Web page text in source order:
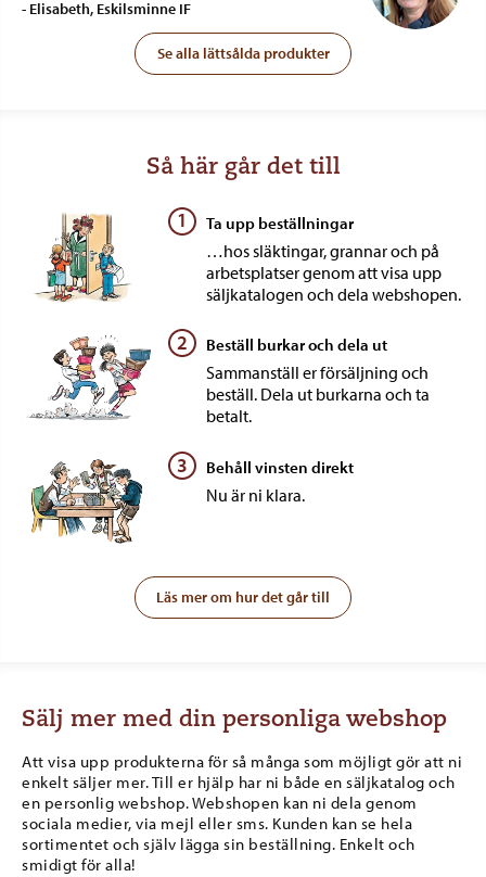
- Elisabeth, Eskilsminne IF
Se alla lättsålda produkter
Så här går det till
1 Ta upp beställningar
…hos släktingar, grannar och på
arbetsplatser genom att visa upp
säljkatalogen och dela webshopen.
2 Beställ burkar och dela ut
Sammanställ er försäljning och
beställ. Dela ut burkarna och ta
betalt.
3 Behåll vinsten direkt
Nu är ni klara.
Läs mer om hur det går till
Sälj mer med din personliga webshop
Att visa upp produkterna för så många som möjligt gör att ni
enkelt säljer mer. Till er hjälp har ni både en säljkatalog och
en personlig webshop. Webshopen kan ni dela genom
sociala medier, via mejl eller sms. Kunden kan se hela
sortimentet och själv lägga sin beställning. Enkelt och
smidigt för alla!